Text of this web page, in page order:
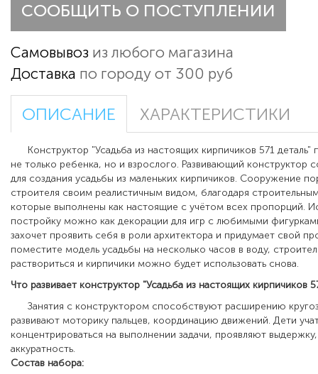
СООБЩИТЬ О ПОСТУПЛЕНИИ
Самовывоз из любого магазина
Доставка по городу от 300 руб
ОПИСАНИЕ ХАРАКТЕРИСТИКИ
Конструктор "Усадьба из настоящих кирпичиков 571 деталь"
не только ребенка, но и взрослого. Развивающий конструктор
для создания усадьбы из маленьких кирпичиков. Сооружение
строителя своим реалистичным видом, благодаря
которые выполнены как настоящие с учётом всех пропорций.
постройку можно как декорации для игр с любимыми
захочет проявить себя в роли архитектора и придумает свой
поместите модель усадьбы на несколько часов в воду,
раствориться и кирпичики можно будет использовать снова.
Что развивает конструктор "Усадьба из настоящих кирпичиков
Занятия с конструктором способствуют расширению
развивают моторику пальцев, координацию движений. Дети
концентрироваться на выполнении задачи, проявляют
аккуратность.
Состав набора: